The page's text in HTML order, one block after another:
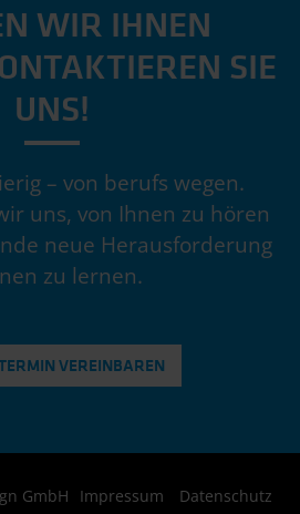
WIR IHNEN
SIE
UNS!
– von berufs wegen.
uns, von Ihnen zu hören
neue Herausforderung
zu lernen.
VEREINBAREN
GmbH Impressum Datenschutz